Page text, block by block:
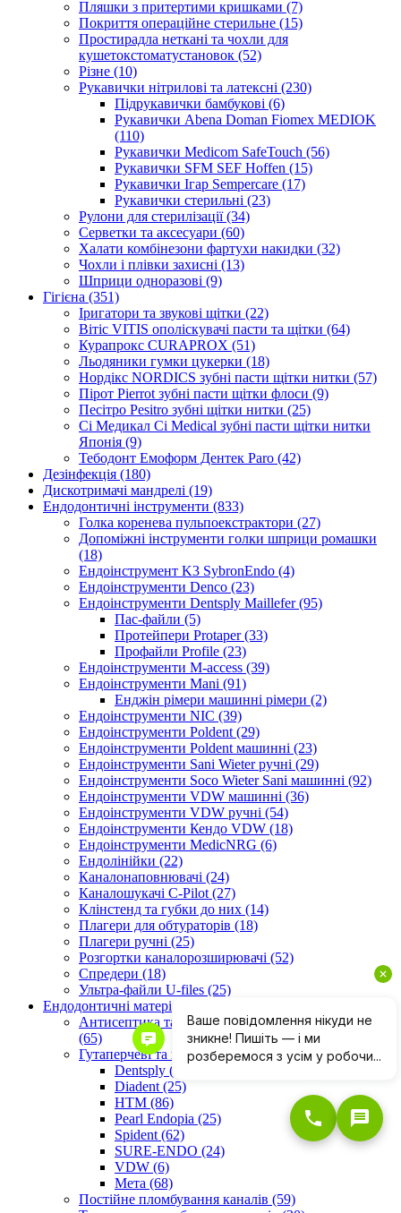
Пляшки з притертими кришками (7)
Покриття операційне стерильне (15)
Простирадла неткані та чохли для
кушетокстоматустановок (52)
Різне (10)
Рукавички нітрилові та латексні (230)
Підрукавички бамбукові (6)
Рукавички Abena Doman Fiomex MEDIOK
(110)
Рукавички Medicom SafeTouch (56)
Рукавички SFM SEF Hoffen (15)
Рукавички Ігар Sempercare (17)
Рукавички стерильні (23)
Рулони для стерилізації (34)
Серветки та аксесуари (60)
Халати комбінезони фартухи накидки (32)
Чохли і плівки захисні (13)
Шприци одноразові (9)
Гігієна (351)
Іригатори та звукові щітки (22)
Вітіс VITIS ополіскувачі пасти та щітки (64)
Курапрокс CURAPROX (51)
Льодяники гумки цукерки (18)
Нордікс NORDICS зубні пасти щітки нитки (57)
Пірот Pierrot зубні пасти щітки флоси (9)
Песітро Pesitro зубні щітки нитки (25)
Сі Медикал Ci Medical зубні пасти щітки нитки
Японія (9)
Тебодонт Емоформ Дентек Paro (42)
Дезінфекція (180)
Дискотримачі мандрелі (19)
Ендодонтичні інструменти (833)
Голка коренева пульпоекстрактори (27)
Допоміжні інструменти голки шприци ромашки
(18)
Ендоінструмент K3 SybronEndo (4)
Ендоінструменти Denco (23)
Ендоінструменти Dentsply Maillefer (95)
Пас-файли (5)
Протейпери Protaper (33)
Профайли Profile (23)
Ендоінструменти M-access (39)
Ендоінструменти Mani (91)
Енджін рімери машинні рімери (2)
Ендоінструменти NIC (39)
Ендоінструменти Poldent (29)
Ендоінструменти Poldent машинні (23)
Ендоінструменти Sani Wieter ручні (29)
Ендоінструменти Soco Wieter Sani машинні (92)
Ендоінструменти VDW машинні (36)
Ендоінструменти VDW ручні (54)
Ендоінструменти Кендо VDW (18)
Ендоінструменти МedicNRG (6)
Ендолінійки (22)
Каналонаповнювачі (24)
Каналошукачі C-Pilot (27)
Клінстенд та губки до них (14)
Плагери для обтураторів (18)
Плагери ручні (25)
Розгортки каналорозширювачі (52)
Спредери (18)
Ультра-файли U-files (25)
Ендодонтичні матеріали (154)
Антисептика та розширення кореневих каналів
(65)
Гутаперчеві та паперові штифти (318)
Dentsply (20)
Diadent (25)
HTM (86)
Pearl Endopia (25)
Spident (62)
SURE-ENDO (24)
VDW (6)
Мета (68)
Постійне пломбування каналів (59)